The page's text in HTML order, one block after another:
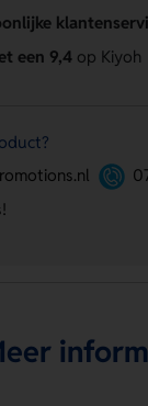
een 9,4op Kiyoh